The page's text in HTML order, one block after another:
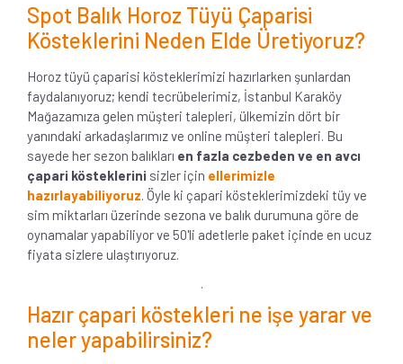
Spot Balık Horoz Tüyü Çaparisi
Kösteklerini Neden Elde Üretiyoruz?
Horoz tüyü çaparisi kösteklerimizi hazırlarken şunlardan
faydalanıyoruz; kendi tecrübelerimiz, İstanbul Karaköy
Mağazamıza gelen müşteri talepleri, ülkemizin dört bir
yanındaki arkadaşlarımız ve online müşteri talepleri. Bu
sayede her sezon balıkları en fazla cezbeden ve en avcı
çapari kösteklerini sizler için ellerimizle
hazırlayabiliyoruz . Öyle ki çapari kösteklerimizdeki tüy ve
sim miktarları üzerinde sezona ve balık durumuna göre de
oynamalar yapabiliyor ve 50'li adetlerle paket içinde en ucuz
fiyata sizlere ulaştırıyoruz.
Hazır çapari köstekleri ne işe yarar ve
neler yapabilirsiniz?